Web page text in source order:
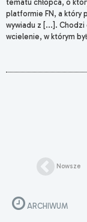
tematu chłopca, o
platformie FN, a który
wywiadu z [...].
wcielenie, w którym
Nowsze
ARCHIWUM